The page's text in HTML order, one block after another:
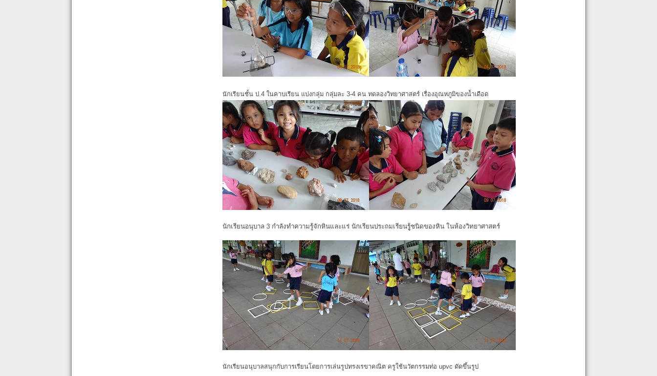
นักเรียนชั้น ป.4 ในคาบเรียน แบ่งกลุ่ม กลุ่มละ 3-4 คน ทดลองวิทยาศาสตร์ เรื่องอุณหภูมิของน้ำเดือด
นักเรียนอนุบาล 3 กำลังทำความรู้จักหินและแร่ นักเรียนประถมเรียนรูู้ชนิดของหิน ในห้องวิทยาศาสตร์
นักเรียนอนุบาลสนุกกับการเรียนโดยการเล่นรูปทรงเรขาคณิต ครูใช้นวัตกรรมท่อ upvc ดัดขึ้นรูป